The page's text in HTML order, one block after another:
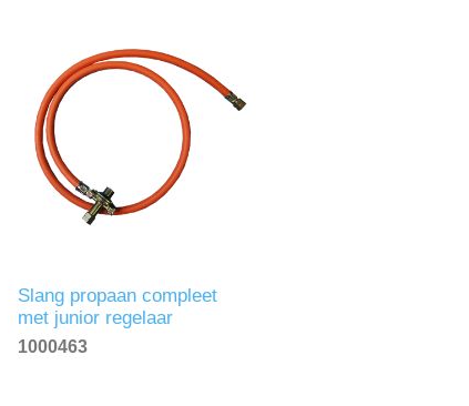
Slang propaan compleet
met junior regelaar
1000463